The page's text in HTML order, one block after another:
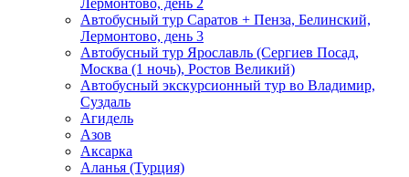
Лермонтово, день 2
Автобусный тур Саратов + Пенза, Белинский,
Лермонтово, день 3
Автобусный тур Ярославль (Сергиев Посад,
Москва (1 ночь), Ростов Великий)
Автобусный экскурсионный тур во Владимир,
Суздаль
Агидель
Азов
Аксарка
Аланья (Турция)